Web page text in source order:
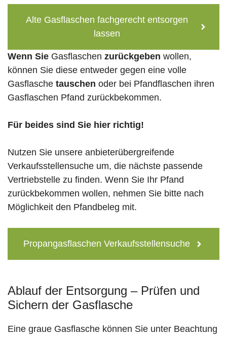
Alte Gasflaschen fachgerecht entsorgen
lassen
Wenn Sie Gasflaschen zurückgeben wollen,
können Sie diese entweder gegen eine volle
Gasflasche tauschen oder bei Pfandflaschen ihren
Gasflaschen Pfand zurückbekommen.
Für beides sind Sie hier richtig!
Nutzen Sie unsere anbieterübergreifende
Verkaufsstellensuche um, die nächste passende
Vertriebstelle zu finden. Wenn Sie Ihr Pfand
zurückbekommen wollen, nehmen Sie bitte nach
Möglichkeit den Pfandbeleg mit.
Propangasflaschen Verkaufsstellensuche
Ablauf der Entsorgung – Prüfen und
Sichern der Gasflasche
Eine graue Gasflasche können Sie unter Beachtung